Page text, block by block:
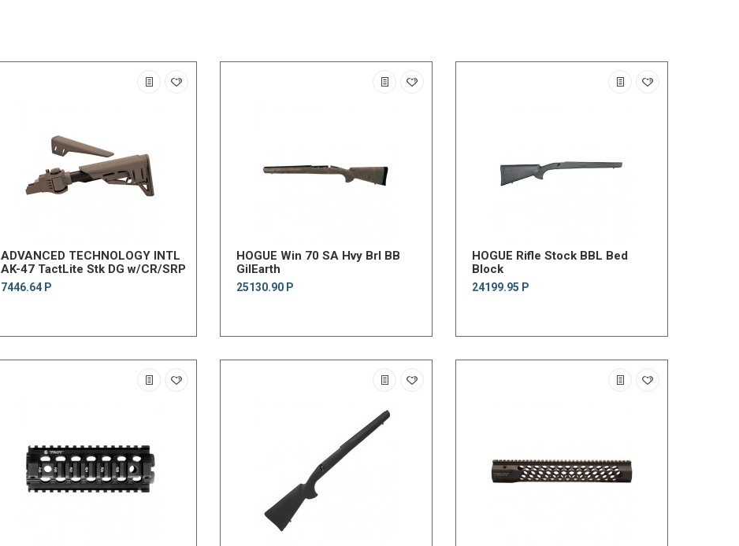
ADVANCED TECHNOLOGY INTL
AK-47 TactLite Stk DG w/CR/SRP
7446.64 Р
HOGUE Win 70 SA Hvy Brl BB
GilEarth
25130.90 Р
HOGUE Rifle Stock BBL Bed
Block
24199.95 Р